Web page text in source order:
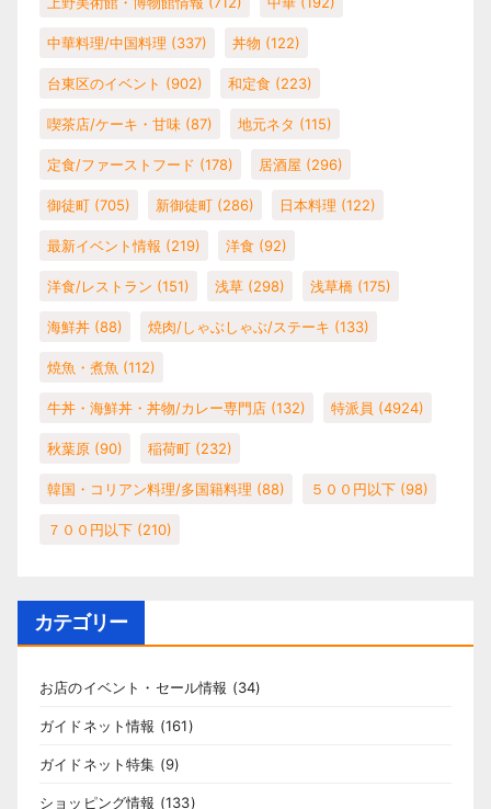
中華料理/中国料理 (337) 丼物 (122)
台東区のイベント (902) 和定食 (223)
喫茶店/ケーキ・甘味 (87) 地元ネタ (115)
定食/ファーストフード (178) 居酒屋 (296)
御徒町 (705) 新御徒町 (286) 日本料理 (122)
最新イベント情報 (219) 洋食 (92)
洋食/レストラン (151) 浅草 (298) 浅草橋 (175)
海鮮丼 (88) 焼肉/しゃぶしゃぶ/ステーキ (133)
焼魚・煮魚 (112)
牛丼・海鮮丼・丼物/カレー専門店 (132) 特派員 (4924)
秋葉原 (90) 稲荷町 (232)
韓国・コリアン料理/多国籍料理 (88) ５００円以下 (98)
７００円以下 (210)
カテゴリー
お店のイベント・セール情報 (34)
ガイドネット情報 (161)
ガイドネット特集 (9)
ショッピング情報 (133)